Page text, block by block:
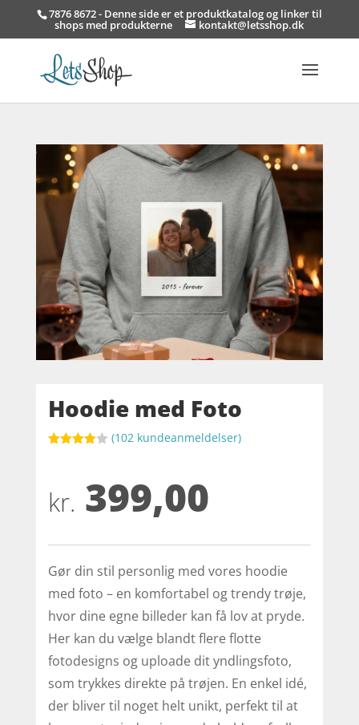
7876 8672 - Denne side er et produktkatalog og linker til
shops med produkterne kontakt@letsshop.dk
Hoodie med Foto
baseret
på
kundebed
(102 kundeanmeldelser)
kr. 399,00
Gør din stil personlig med vores hoodie
med foto – en komfortabel og trendy trøje,
hvor dine egne billeder kan få lov at pryde.
Her kan du vælge blandt flere flotte
fotodesigns og uploade dit yndlingsfoto,
som trykkes direkte på trøjen. En enkel idé,
der bliver til noget helt unikt, perfekt til at